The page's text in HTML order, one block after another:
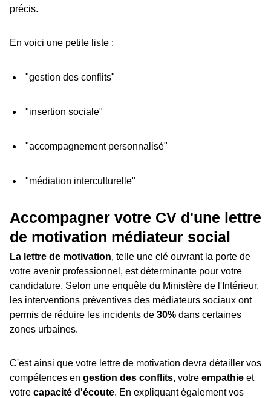
précis.
En voici une petite liste :
"gestion des conflits"
"insertion sociale"
"accompagnement personnalisé"
"médiation interculturelle"
Accompagner votre CV d'une lettre
de motivation médiateur social
La lettre de motivation, telle une clé ouvrant la porte de
votre avenir professionnel, est déterminante pour votre
candidature. Selon une enquête du Ministère de l'Intérieur,
les interventions préventives des médiateurs sociaux ont
permis de réduire les incidents de 30% dans certaines
zones urbaines.
C'est ainsi que votre lettre de motivation devra détailler vos
compétences en gestion des conflits, votre empathie et
votre capacité d'écoute. En expliquant également vos